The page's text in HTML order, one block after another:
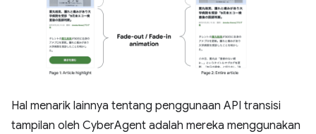
Hal menarik lainnya tentang penggunaan API transisi
tampilan oleh CyberAgent adalah mereka menggunakan